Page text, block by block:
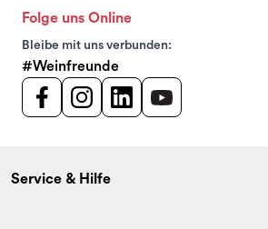
Folge uns Online
Bleibe mit uns verbunden:
#Weinfreunde
Service & Hilfe